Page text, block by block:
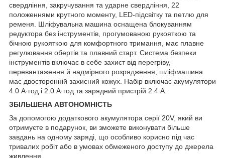
свердління, закручування та ударне свердління, 22
положеннями крутного моменту, LED-підсвітку та петлю для
ременя. Шліфувальна машина оснащена блокуванням
редуктора без інструментів, прогумованою рукояткою та
бічною рукояткою для комфортного тримання, має плавне
регулювання обертів та плавний старт. Система безпеки
інструментів включає в себе захист від перегріву,
перевантаження й надмірного розрядження, шліфмашина
має двосторонній захисний кожух. Набір включає акумулятори
4.0 А·год і 2.0 А·год та зарядний пристрій 2.4 A.
ЗБІЛЬШЕНА АВТОНОМНІСТЬ
За допомогою додаткового акумулятора серії 20V, який ви
отримуєте в подарунок, ви зможете виконувати більше
завдань на одному заряді, що особливо корисно під час
тривалих робіт або в умовах обмеженого доступу до джерела
живлення.